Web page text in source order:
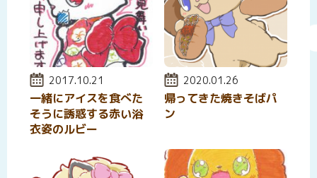
投稿日:
2017.10.21
一緒にアイスを食べた
そうに誘惑する赤い浴
衣姿のルビー
投稿日:
2020.01.26
帰ってきた焼きそばパ
ン